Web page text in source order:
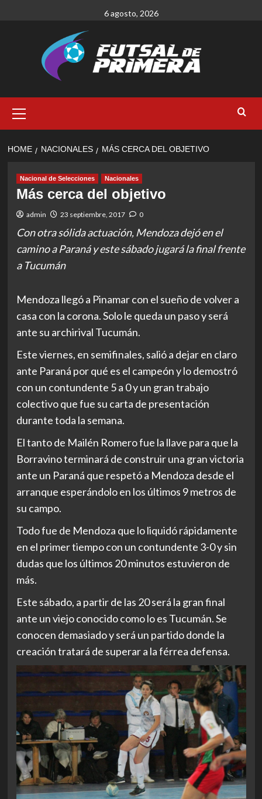
6 agosto, 2026
Menu
HOME NACIONALES MÁS CERCA DEL OBJETIVO
Nacional de Selecciones Nacionales
Más cerca del objetivo
admin 23 septiembre, 2017 0
Con otra sólida actuación, Mendoza dejó en el
camino a Paraná y este sábado jugará la final frente
a Tucumán
Mendoza llegó a Pinamar con el sueño de volver a
casa con la corona. Solo le queda un paso y será
ante su archirival Tucumán.
Este viernes, en semifinales, salió a dejar en claro
ante Paraná por qué es el campeón y lo demostró
con un contundente 5 a 0 y un gran trabajo
colectivo que fue su carta de presentación
durante toda la semana.
El tanto de Mailén Romero fue la llave para que la
Borravino terminará de construir una gran victoria
ante un Paraná que respetó a Mendoza desde el
arranque esperándolo en los últimos 9 metros de
su campo.
Todo fue de Mendoza que lo liquidó rápidamente
en el primer tiempo con un contundente 3-0 y sin
dudas que los últimos 20 minutos estuvieron de
más.
Este sábado, a partir de las 20 será la gran final
ante un viejo conocido como lo es Tucumán. Se
conocen demasiado y será un partido donde la
creación tratará de superar a la férrea defensa.